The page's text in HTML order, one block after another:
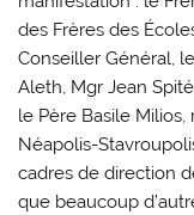
des Frères des
Conseiller Général,
Aleth, Mgr Jean
le Père Basile
Néapolis-
cadres de direction
que beaucoup